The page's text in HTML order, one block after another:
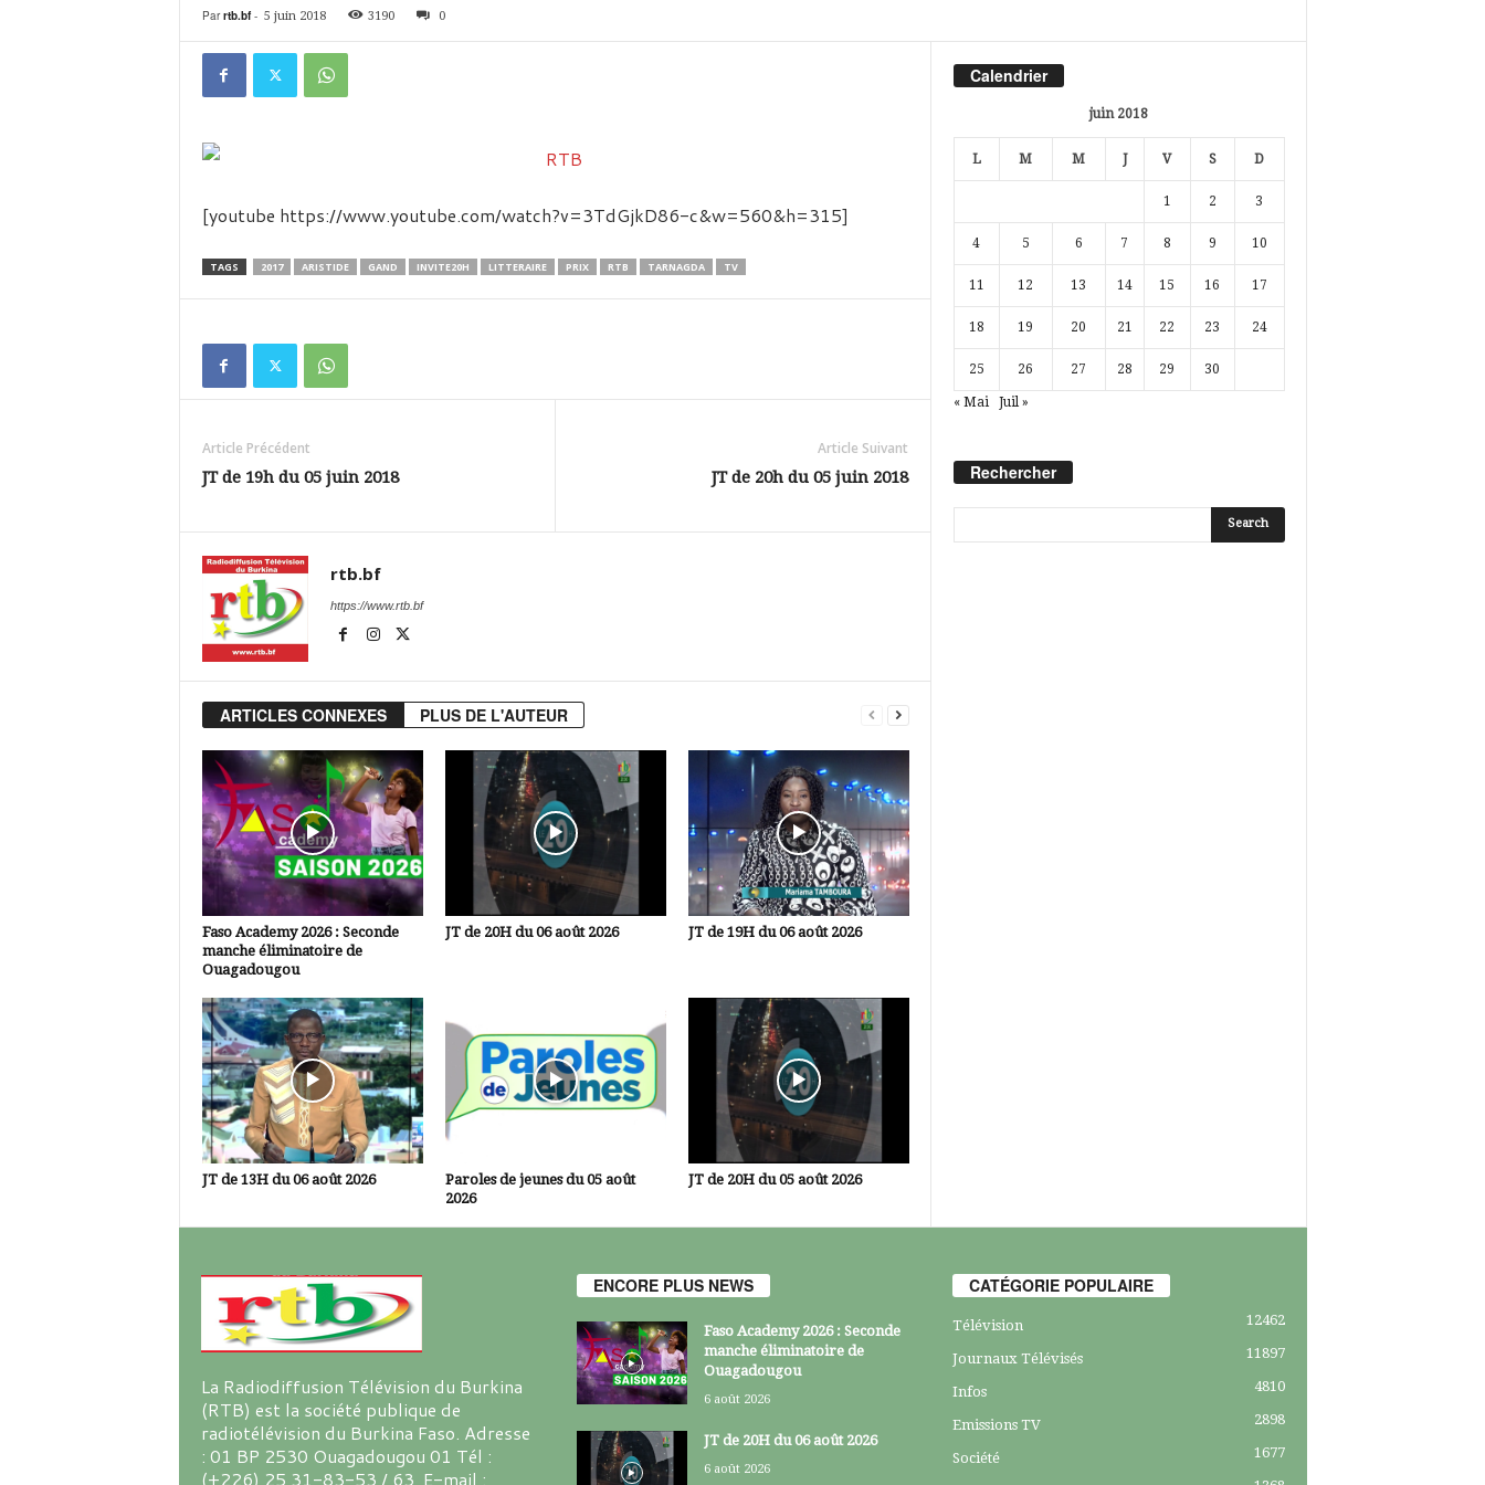
i
i
Par rtb.bf- 5 juin 2018 3190 0
[youtube https://www.youtube.com/watch?v=3TdGjkD86-c&w=560&h=315]
TAGS 2017 ARISTIDE GAND INVITE20H LITTERAIRE PRIX RTB TARNAGDA TV
Article Précédent
JT de 19h du 05 juin 2018
Article Suivant
JT de 20h du 05 juin 2018
rtb.bf
https://www.rtb.bf
ARTICLES CONNEXES PLUS DE L'AUTEUR
Faso Academy 2026 : Seconde
manche éliminatoire de
Ouagadougou
JT de 20H du 06 août 2026 JT de 19H du 06 août 2026
JT de 13H du 06 août 2026
Paroles de jeunes du 05 août
2026
JT de 20H du 05 août 2026
Calendrier
juin 2018
L M M J V S D
1 2 3
4 5 6 7 8 9 10
11 12 13 14 15 16 17
18 19 20 21 22 23 24
25 26 27 28 29 30
« Mai Juil »
Rechercher
La Radiodiffusion Télévision du Burkina
(RTB) est la société publique de
radiotélévision du Burkina Faso. Adresse
: 01 BP 2530 Ouagadougou 01 Tél :
(+226) 25 31-83-53 / 63 E-mail :
ENCORE PLUS NEWS
Faso Academy 2026 : Seconde
manche éliminatoire de
Ouagadougou
6 août 2026
JT de 20H du 06 août 2026
6 août 2026
CATÉGORIE POPULAIRE
Télévision 12462
Journaux Télévisés 11897
Infos 4810
Emissions TV 2898
Société 1677